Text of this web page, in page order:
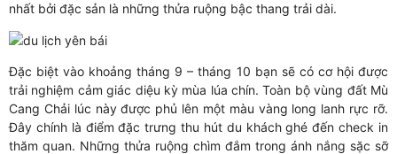
nhất bởi đặc sản là những thửa ruộng bậc thang trải dài.
Đặc biệt vào khoảng tháng 9 – tháng 10 bạn sẽ có cơ hội được
trải nghiệm cảm giác diệu kỳ mùa lúa chín. Toàn bộ vùng đất Mù
Cang Chải lúc này được phủ lên một màu vàng long lanh rực rỡ.
Đây chính là điểm đặc trưng thu hút du khách ghé đến check in
thăm quan. Những thửa ruộng chìm đắm trong ánh nắng sặc sỡ